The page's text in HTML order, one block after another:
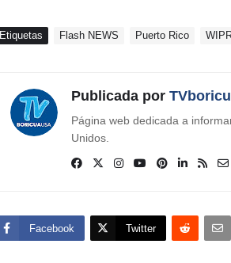
Etiquetas Flash NEWS Puerto Rico
Publicada por
Página web dedicada a
Unidos.
Facebook Twitter